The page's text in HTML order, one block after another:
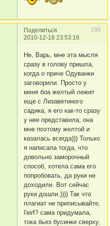
Поделиться
195
2010-12-18 23:53:16
Не, Варь, мне эта мысля
сразу в голову пришла,
когда о приче Одуванки
заговорили. Просто у
меня боа желтый лежит
еще с Лизаветиного
садика, я его как-то сразу
у нее представила, она
мне поэтому желтой и
казалась всегда))) Только
я написала тогда, что
довольно заморочный
способ, хотела сама его
попробовать, да руки не
доходили. Вот сейчас
руки дошли.)))) Так что
плагиат не приписывайте,
l'eirf? сама придумала,
тока бьез бусинки сверху,